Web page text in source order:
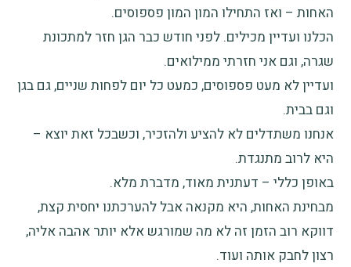
האחות – ואז התחילו המון המון פספוסים.
הכלנו ועדיין מכילים. לפני חודש כבר הגן חזר למתכונת
שגרה, וגם אני חזרתי ממילואים.
ועדיין לא מעט פספוסים, כמעט כל יום לפחות שניים, גם בגן
וגם בבית.
אנחנו משתדלים לא להציע ולהזכיר, וכשבכל זאת יוצא –
היא לרוב מתנגדת.
באופן כללי – דעתנית מאוד, מדברת מלא.
מבחינת האחות, היא מקנאה אבל להערכתנו יחסית קצת,
דווקא רוב הזמן זה לא מה שמורגש אלא יותר אהבה אליה,
רצון לחבק אותה ועוד.